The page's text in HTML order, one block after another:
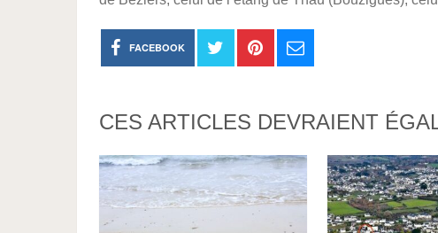
FACEBOOK
CES ARTICLES DEVRAIENT